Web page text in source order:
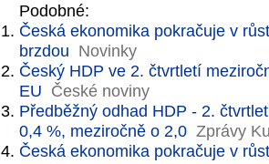
Podobné:
Česká ekonomika pokračuje v
brzdou Novinky
Český HDP ve 2. čtvrtletí
EU České noviny
Předběžný odhad HDP - 2.
0,4 %, meziročně o 2,0 Zprávy
Česká ekonomika pokračuje v